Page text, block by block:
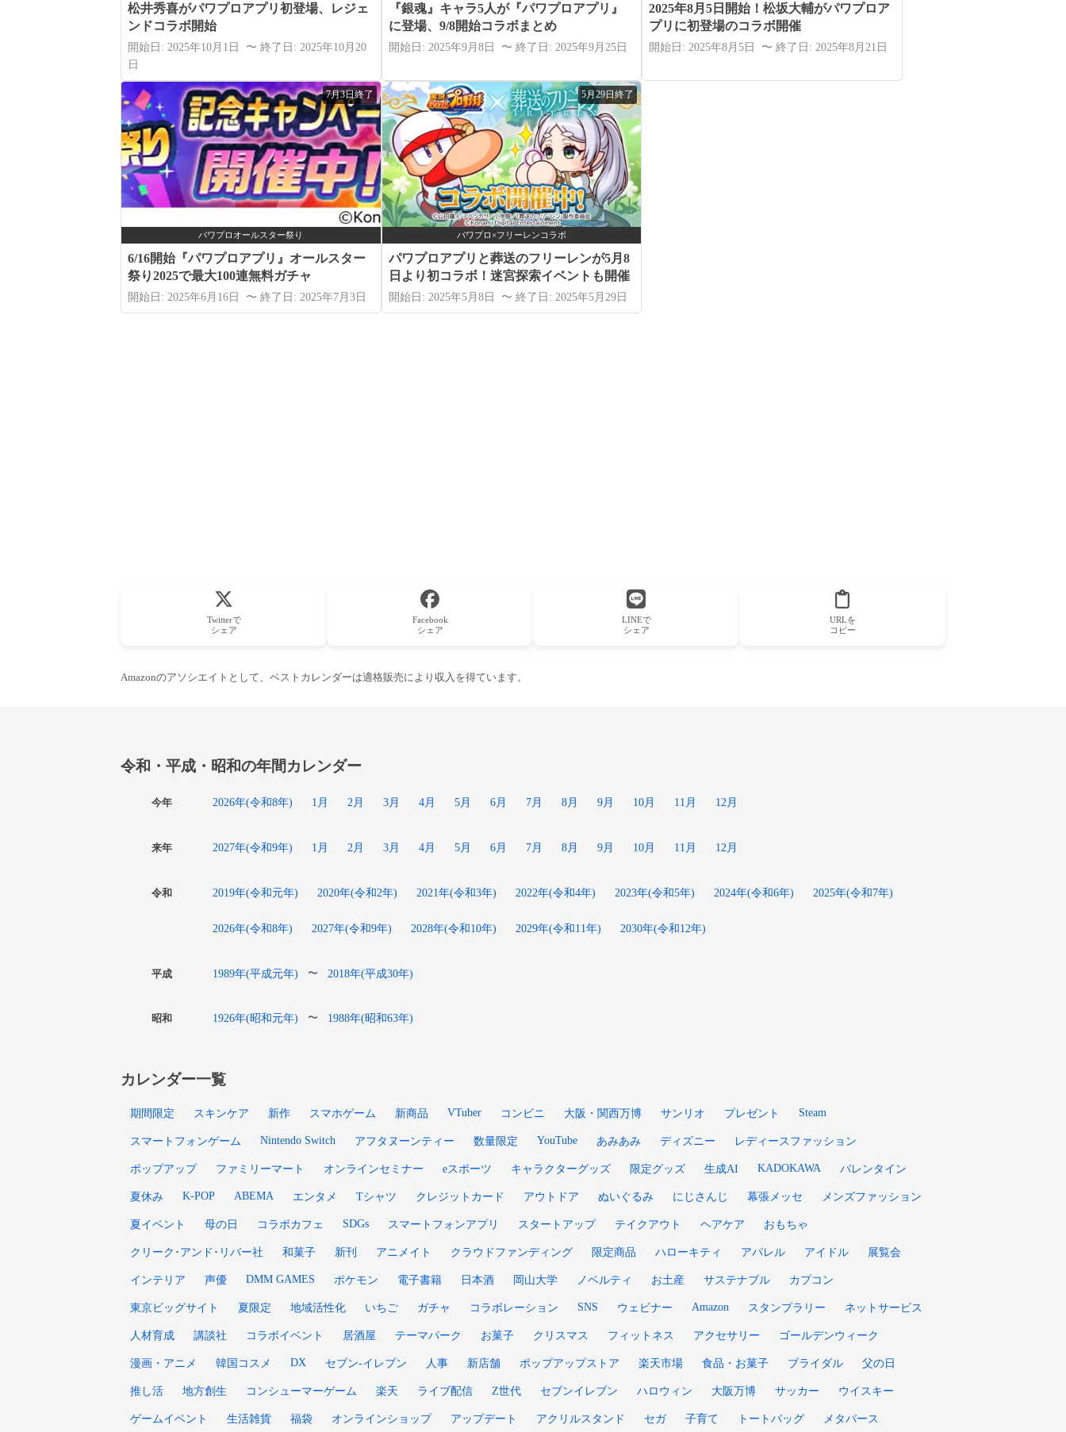
松井秀喜がパワプロアプリ初登場、レジェ
ンドコラボ開始
開始日: 2025年10月1日 〜 終了日: 2025年10月20
日
『銀魂』キャラ5人が『パワプロアプリ』
に登場、9/8開始コラボまとめ
開始日: 2025年9月8日 〜 終了日: 2025年9月25日
2025年8月5日開始！松坂大輔がパワプロア
プリに初登場のコラボ開催
開始日: 2025年8月5日 〜 終了日: 2025年8月21日
7月3日終了
パワプロオールスター祭り
6/16開始『パワプロアプリ』オールスター
祭り2025で最大100連無料ガチャ
開始日: 2025年6月16日 〜 終了日: 2025年7月3日
5月29日終了
パワプロ×フリーレンコラボ
パワプロアプリと葬送のフリーレンが5月8
日より初コラボ！迷宮探索イベントも開催
開始日: 2025年5月8日 〜 終了日: 2025年5月29日
Twitterで
シェア
Facebook
シェア
LINEで
シェア
URLを
コピー
Amazonのアソシエイトとして、ベストカレンダーは適格販売により収入を得ています。
令和・平成・昭和の年間カレンダー
今年 2026年(令和8年) 1月 2月 3月 4月 5月 6月 7月 8月 9月 10月 11月 12月
来年 2027年(令和9年) 1月 2月 3月 4月 5月 6月 7月 8月 9月 10月 11月 12月
令和 2019年(令和元年) 2020年(令和2年) 2021年(令和3年) 2022年(令和4年) 2023年(令和5年) 2024年(令和6年) 2025年(令和7年)
2026年(令和8年) 2027年(令和9年) 2028年(令和10年) 2029年(令和11年) 2030年(令和12年)
平成 1989年(平成元年) 〜 2018年(平成30年)
昭和 1926年(昭和元年) 〜 1988年(昭和63年)
カレンダー一覧
期間限定 スキンケア 新作 スマホゲーム 新商品 VTuber コンビニ 大阪・関西万博 サンリオ プレゼント Steam
スマートフォンゲーム Nintendo Switch アフタヌーンティー 数量限定 YouTube あみあみ ディズニー レディースファッション
ポップアップ ファミリーマート オンラインセミナー eスポーツ キャラクターグッズ 限定グッズ 生成AI KADOKAWA バレンタイン
夏休み K-POP ABEMA エンタメ Tシャツ クレジットカード アウトドア ぬいぐるみ にじさんじ 幕張メッセ メンズファッション
夏イベント 母の日 コラボカフェ SDGs スマートフォンアプリ スタートアップ テイクアウト ヘアケア おもちゃ
クリーク･アンド･リバー社 和菓子 新刊 アニメイト クラウドファンディング 限定商品 ハローキティ アパレル アイドル 展覧会
インテリア 声優 DMM GAMES ポケモン 電子書籍 日本酒 岡山大学 ノベルティ お土産 サステナブル カプコン
東京ビッグサイト 夏限定 地域活性化 いちご ガチャ コラボレーション SNS ウェビナー Amazon スタンプラリー ネットサービス
人材育成 講談社 コラボイベント 居酒屋 テーマパーク お菓子 クリスマス フィットネス アクセサリー ゴールデンウィーク
漫画・アニメ 韓国コスメ DX セブン‐イレブン 人事 新店舗 ポップアップストア 楽天市場 食品・お菓子 ブライダル 父の日
推し活 地方創生 コンシューマーゲーム 楽天 ライブ配信 Z世代 セブンイレブン ハロウィン 大阪万博 サッカー ウイスキー
ゲームイベント 生活雑貨 福袋 オンラインショップ アップデート アクリルスタンド セガ 子育て トートバッグ メタバース